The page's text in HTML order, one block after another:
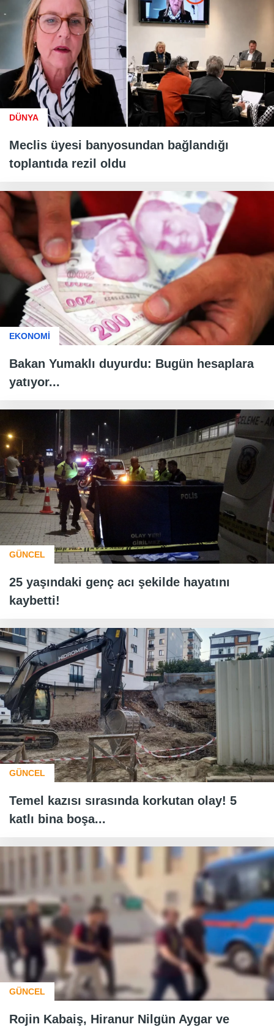
DÜNYA
Meclis üyesi banyosundan bağlandığı
toplantıda rezil oldu
EKONOMİ
Bakan Yumaklı duyurdu: Bugün hesaplara
yatıyor...
GÜNCEL
25 yaşındaki genç acı şekilde hayatını
kaybetti!
GÜNCEL
Temel kazısı sırasında korkutan olay! 5
katlı bina boşa...
GÜNCEL
Rojin Kabaiş, Hiranur Nilgün Aygar ve